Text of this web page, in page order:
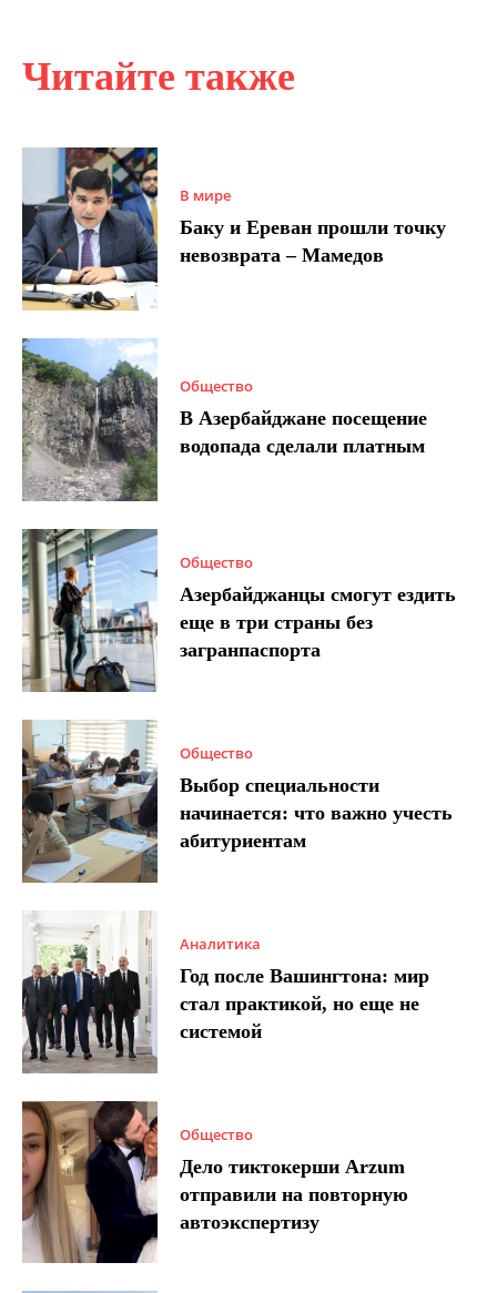
Читайте также
В мире
Баку и Ереван прошли точку
невозврата – Мамедов
Общество
В Азербайджане посещение
водопада сделали платным
Общество
Азербайджанцы смогут ездить
еще в три страны без
загранпаспорта
Общество
Выбор специальности
начинается: что важно учесть
абитуриентам
Аналитика
Год после Вашингтона: мир
стал практикой, но еще не
системой
Общество
Дело тиктокерши Arzum
отправили на повторную
автоэкспертизу